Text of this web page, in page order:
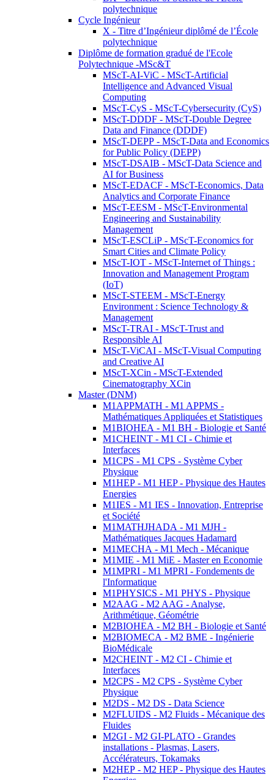
polytechnique
Cycle Ingénieur
X - Titre d’Ingénieur diplômé de l’École
polytechnique
Diplôme de formation gradué de l'Ecole
Polytechnique -MSc&T
MScT-AI-ViC - MScT-Artificial
Intelligence and Advanced Visual
Computing
MScT-CyS - MScT-Cybersecurity (CyS)
MScT-DDDF - MScT-Double Degree
Data and Finance (DDDF)
MScT-DEPP - MScT-Data and Economics
for Public Policy (DEPP)
MScT-DSAIB - MScT-Data Science and
AI for Business
MScT-EDACF - MScT-Economics, Data
Analytics and Corporate Finance
MScT-EESM - MScT-Environmental
Engineering and Sustainability
Management
MScT-ESCLiP - MScT-Economics for
Smart Cities and Climate Policy
MScT-IOT - MScT-Internet of Things :
Innovation and Management Program
(IoT)
MScT-STEEM - MScT-Energy
Environment : Science Technology &
Management
MScT-TRAI - MScT-Trust and
Responsible AI
MScT-ViCAI - MScT-Visual Computing
and Creative AI
MScT-XCin - MScT-Extended
Cinematography XCin
Master (DNM)
M1APPMATH - M1 APPMS -
Mathématiques Appliquées et Statistiques
M1BIOHEA - M1 BH - Biologie et Santé
M1CHEINT - M1 CI - Chimie et
Interfaces
M1CPS - M1 CPS - Système Cyber
Physique
M1HEP - M1 HEP - Physique des Hautes
Energies
M1IES - M1 IES - Innovation, Entreprise
et Société
M1MATHJHADA - M1 MJH -
Mathématiques Jacques Hadamard
M1MECHA - M1 Mech - Mécanique
M1MIE - M1 MiE - Master en Economie
M1MPRI - M1 MPRI - Fondements de
l'Informatique
M1PHYSICS - M1 PHYS - Physique
M2AAG - M2 AAG - Analyse,
Arithmétique, Géométrie
M2BIOHEA - M2 BH - Biologie et Santé
M2BIOMECA - M2 BME - Ingénierie
BioMédicale
M2CHEINT - M2 CI - Chimie et
Interfaces
M2CPS - M2 CPS - Système Cyber
Physique
M2DS - M2 DS - Data Science
M2FLUIDS - M2 Fluids - Mécanique des
Fluides
M2GI - M2 GI-PLATO - Grandes
installations - Plasmas, Lasers,
Accélérateurs, Tokamaks
M2HEP - M2 HEP - Physique des Hautes